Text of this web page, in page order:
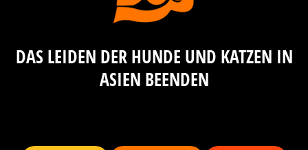
DAS LEIDEN DER HUNDE UND KATZEN IN
ASIEN BEENDEN